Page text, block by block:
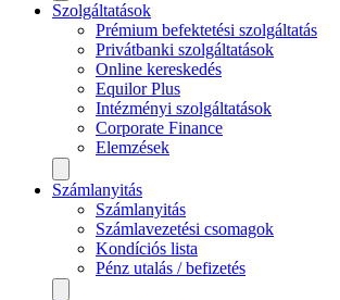
Szolgáltatások
Prémium befektetési szolgáltatás
Privátbanki szolgáltatások
Online kereskedés
Equilor Plus
Intézményi szolgáltatások
Corporate Finance
Elemzések
Számlanyitás
Számlanyitás
Számlavezetési csomagok
Kondíciós lista
Pénz utalás / befizetés